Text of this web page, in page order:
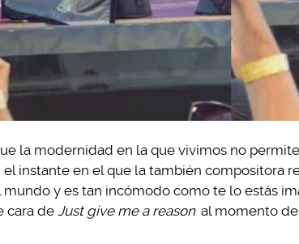
la modernidad en la que vivimos no
el instante en el que la también compositora
mundo y es tan incómodo como te lo estás
cara deJust give me a reason al momento